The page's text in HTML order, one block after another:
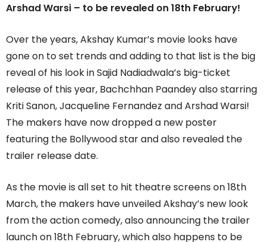
Arshad Warsi – to be revealed on 18th February!
Over the years, Akshay Kumar’s movie looks have
gone on to set trends and adding to that list is the big
reveal of his look in Sajid Nadiadwala’s big-ticket
release of this year, Bachchhan Paandey also starring
Kriti Sanon, Jacqueline Fernandez and Arshad Warsi!
The makers have now dropped a new poster
featuring the Bollywood star and also revealed the
trailer release date.
As the movie is all set to hit theatre screens on 18th
March, the makers have unveiled Akshay’s new look
from the action comedy, also announcing the trailer
launch on 18th February, which also happens to be